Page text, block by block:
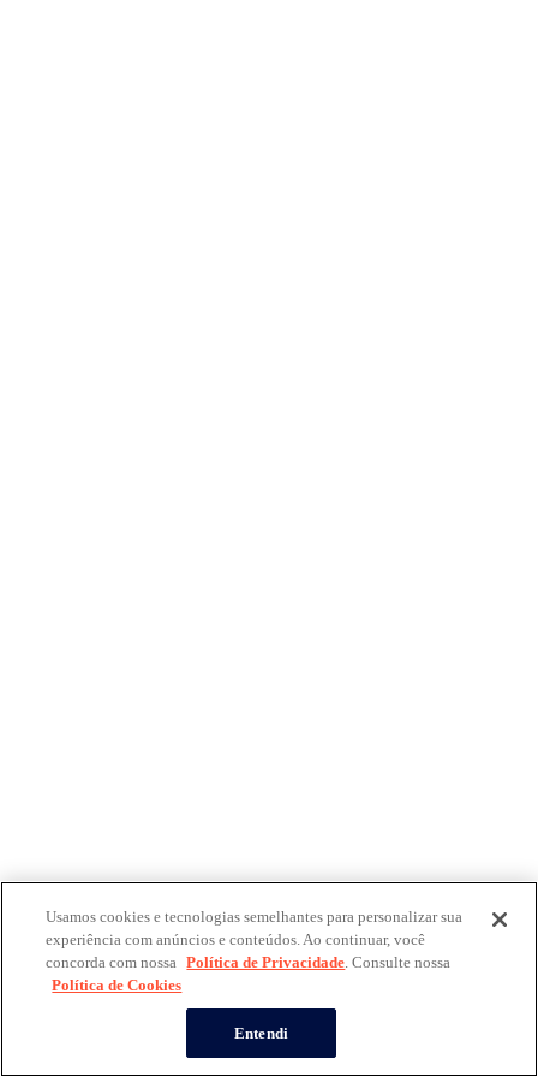
Usamos cookies e tecnologias semelhantes para personalizar sua
experiência com anúncios e conteúdos. Ao continuar, você
concorda com nossa Política de Privacidade. Consulte nossa
Política de Cookies
Entendi